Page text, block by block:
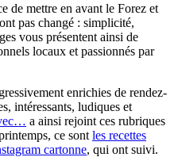
de mettre en avant le Forez et
pas changé : simplicité,
vous présentent ainsi de
locaux et passionnés par
enrichies de rendez-
intéressants, ludiques et
a ainsi rejoint ces rubriques
ce sont les recettes
cartonne, qui ont suivi.